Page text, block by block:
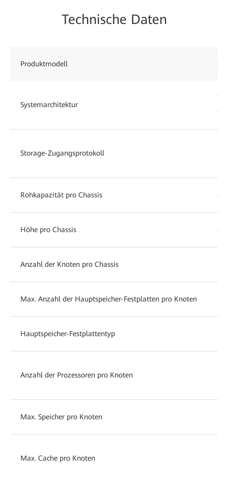
Technische Daten
Produktmodell
Systemarchitektur
Storage-Zugangsprotokoll
Rohkapazität pro Chassis
Höhe pro Chassis 4
Anzahl der Knoten pro Chassis
Max. Anzahl der Hauptspeicher-Festplatten pro Knoten
Hauptspeicher-Festplattentyp
Anzahl der Prozessoren pro Knoten
Max. Speicher pro Knoten
Max. Cache pro Knoten